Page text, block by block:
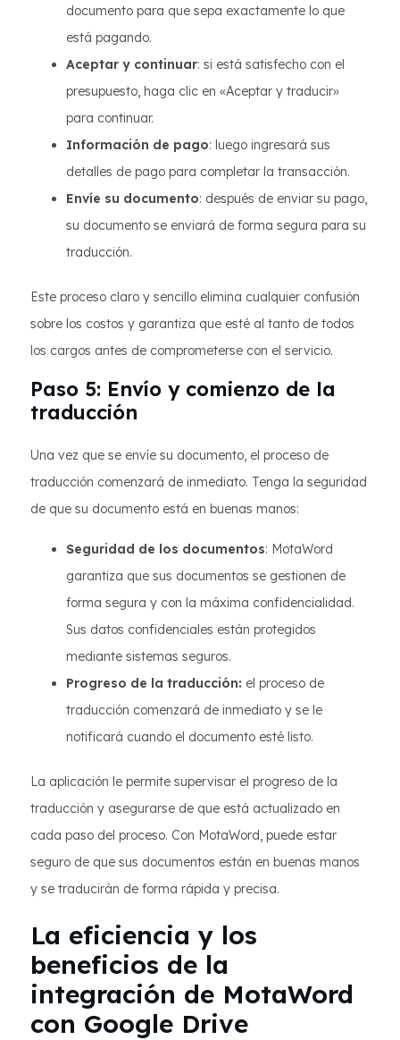
documento para que sepa exactamente lo que
está pagando.
Aceptar y continuar: si está satisfecho con el
presupuesto, haga clic en «Aceptar y traducir»
para continuar.
Información de pago: luego ingresará sus
detalles de pago para completar la transacción.
Envíe su documento: después de enviar su pago,
su documento se enviará de forma segura para su
traducción.
Este proceso claro y sencillo elimina cualquier confusión
sobre los costos y garantiza que esté al tanto de todos
los cargos antes de comprometerse con el servicio.
Paso 5: Envío y comienzo de la
traducción
Una vez que se envíe su documento, el proceso de
traducción comenzará de inmediato. Tenga la seguridad
de que su documento está en buenas manos:
Seguridad de los documentos: MotaWord
garantiza que sus documentos se gestionen de
forma segura y con la máxima confidencialidad.
Sus datos confidenciales están protegidos
mediante sistemas seguros.
Progreso de la traducción: el proceso de
traducción comenzará de inmediato y se le
notificará cuando el documento esté listo.
La aplicación le permite supervisar el progreso de la
traducción y asegurarse de que está actualizado en
cada paso del proceso. Con MotaWord, puede estar
seguro de que sus documentos están en buenas manos
y se traducirán de forma rápida y precisa.
La eficiencia y los
beneficios de la
integración de MotaWord
con Google Drive